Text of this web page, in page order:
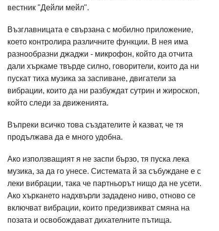
вестник "Дейли мейл".
Възглавницата е свързана с мобилно приложение,
което контролира различните функции. В нея има
разнообразни джаджи - микрофон, който да отчита
дали хъркаме твърде силно, говорители, които да ни
пускат тиха музика за заспиване, двигатели за
вибрации, които да ни разбуждат сутрин и жироскоп,
който следи за движенията.
Въпреки всичко това създателите ѝ казват, че тя
продължава да е много удобна.
Ако използващият я не заспи бързо, тя пуска лека
музика, за да го унесе. Системата й за събуждане е с
леки вибрации, така че партньорът нищо да не усети.
Ако хъркането надхвърли зададено ниво, отново се
включват вибрации, които предизвикват смяна на
позата и освобождават дихателните пътища.